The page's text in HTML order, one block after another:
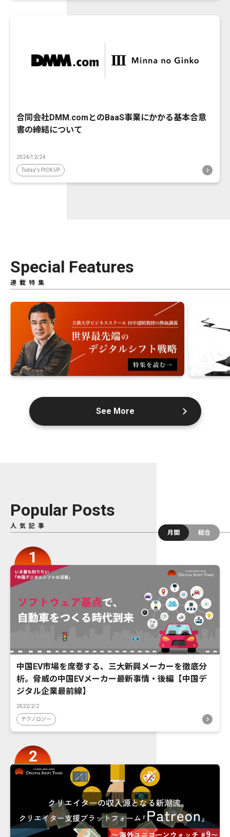
合同会社DMM.comとのBaaS事業にかかる基本合意
書の締結について
2024/12/24
Today's PICK UP
Special Features
連載特集
See More
Popular Posts
人気記事
月間
総合
中国EV市場を席巻する、三大新興メーカーを徹底分
析。脅威の中国EVメーカー最新事情・後編【中国デ
ジタル企業最前線】
2022/2/2
テクノロジー